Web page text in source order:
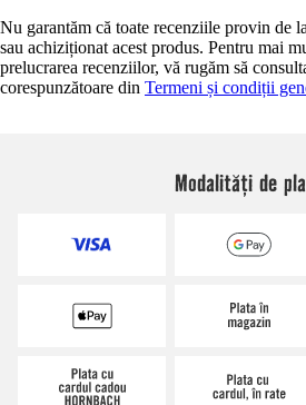
Nu garantăm că toate recenziile provin de
sau achiziționat acest produs. Pentru mai
prelucrarea recenziilor, vă rugăm să
corespunzătoare din Termeni și condiții
Modalități de